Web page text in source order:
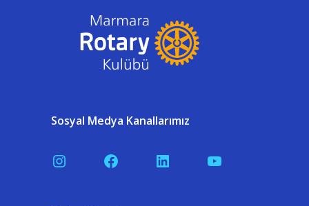
Sosyal Medya Kanallarımız
InstagramFacebookLinkedInYouTube